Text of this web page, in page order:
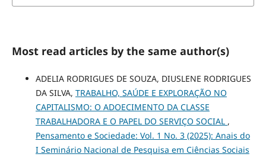
Most read articles by the same author(s)
ADELIA RODRIGUES DE SOUZA, DIUSLENE RODRIGUES
DA SILVA, TRABALHO, SAÚDE E EXPLORAÇÃO NO
CAPITALISMO: O ADOECIMENTO DA CLASSE
TRABALHADORA E O PAPEL DO SERVIÇO SOCIAL ,
Pensamento e Sociedade: Vol. 1 No. 3 (2025): Anais do
I Seminário Nacional de Pesquisa em Ciências Sociais